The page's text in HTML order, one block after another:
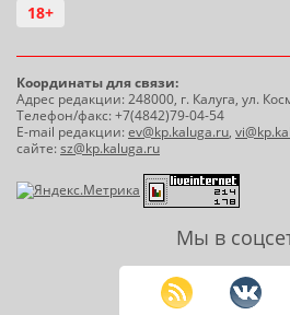
18+
Координаты для связи:
Адрес редакции: 248000, г. Калуга, ул.
Телефон/факс: +7(4842)79-04-54
E-mail редакции:ev@kp.kaluga.ru,
сайте:sz@kp.kaluga.ru
Мы в